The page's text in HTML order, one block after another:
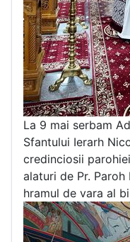
La 9 mai serbam
Sfantului Ierarh
credinciosii
alaturi de Pr. Paroh
hramul de vara al